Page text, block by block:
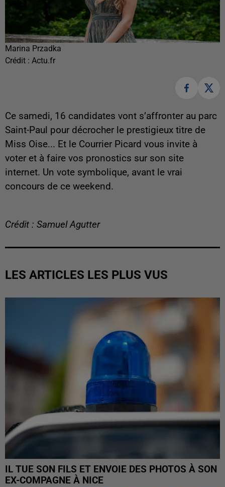
Marina Przadka
Crédit : Actu.fr
Ce samedi, 16 candidates vont s’affronter au parc
Saint-Paul pour décrocher le prestigieux titre de
Miss Oise... Et le Courrier Picard vous invite à
voter et à faire vos pronostics sur son site
internet. Un vote symbolique, avant le vrai
concours de ce weekend.
Crédit : Samuel Agutter
LES ARTICLES LES PLUS VUS
IL TUE SON FILS ET ENVOIE DES PHOTOS À SON
EX-COMPAGNE À NICE